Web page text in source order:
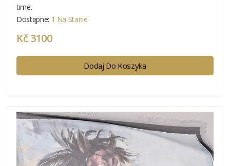
time.
Dostępne: 1 Na Stanie
Kč 3100
Dodaj Do Koszyka